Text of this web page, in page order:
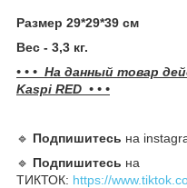
Размер 29*29*39 см
Вес - 3,3 кг.
• • • На данный товар
Kaspi RED • • •
🔹️ Подпишитесь на
🔹️ Подпишитесь на
ТИКТОК: https://